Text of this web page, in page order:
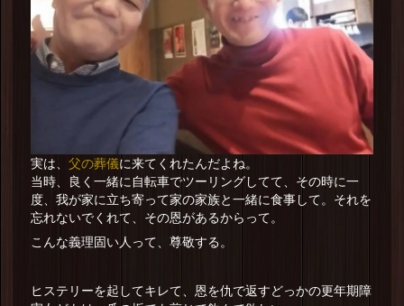
実は、 父の葬儀に来てくれたんだよね。
当時、良く一緒に自転車でツーリングしてて、その時に一
度、我が家に立ち寄って家の家族と一緒に食事して。それを
忘れないでくれて、その恩があるからって。
こんな義理固い人って、尊敬する。
ヒステリーを起してキレて、恩を仇で返すどっかの更年期障